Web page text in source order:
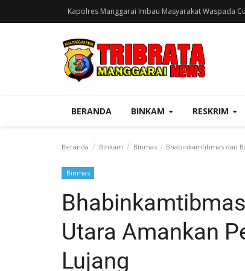
Kapolres Manggarai Imbau Masyarakat Waspada
BERANDA BINKAM RESKRIM
Beranda Binkam Binmas Bhabinkamtibmas dan
Binmas
Utara Amankan
Lujang